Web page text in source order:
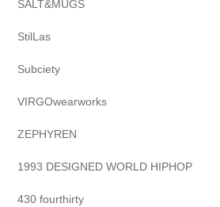
SALT&MUGS
StilLas
Subciety
VIRGOwearworks
ZEPHYREN
1993 DESIGNED WORLD HIPHOP
430 fourthirty